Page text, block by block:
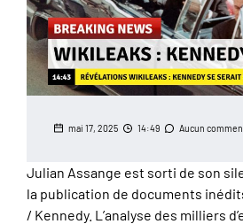
mai 17, 2025 14:49 Aucun
Julian Assange est sorti de son
la publication de documents
/ Kennedy. L’analyse des milliers